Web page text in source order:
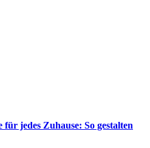
jedes Zuhause: So gestalten